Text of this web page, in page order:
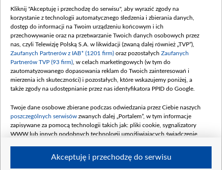
Procedura zgłoszeń wewnętrznych
Kliknij "Akceptuję i przechodzę do serwisu", aby wyrazić zgody na
korzystanie z technologii automatycznego śledzenia i zbierania danych,
dostęp do informacji na Twoim urządzeniu końcowym i ich
przechowywanie oraz na przetwarzanie Twoich danych osobowych przez
nas, czyli Telewizję Polską S.A. w likwidacji (zwaną dalej również „TVP”),
Zaufanych Partnerów z IAB* (1201 firm) oraz pozostałych Zaufanych
Partnerów TVP (93 firm) , w celach marketingowych (w tym do
zautomatyzowanego dopasowania reklam do Twoich zainteresowań i
mierzenia ich skuteczności) i pozostałych, które wskazujemy poniżej, a
także zgody na udostępnianie przez nas identyfikatora PPID do Google.
Twoje dane osobowe zbierane podczas odwiedzania przez Ciebie naszych
poszczególnych serwisów zwanych dalej „Portalem”, w tym informacje
zapisywane za pomocą technologii takich jak: pliki cookie, sygnalizatory
WWW lub innych podobnych technologii umożliwiających świadczenie
Akceptuję i przechodzę do serwisu